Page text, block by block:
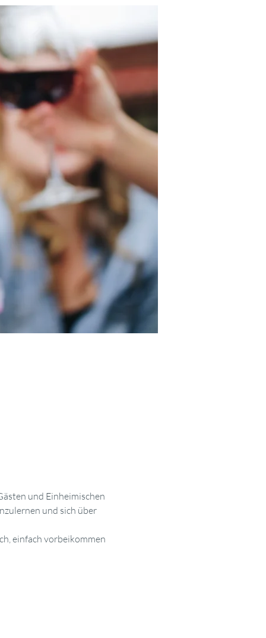
und Einheimischen
und sich über
einfach vorbeikommen